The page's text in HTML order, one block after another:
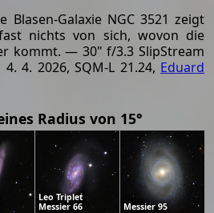
Blasen-Galaxie NGC 3521 zeigt
nichts von sich, wovon die
kommt. — 30" f/3.3 SlipStream
4. 2026, SQM-L 21.24, Eduard
Radius von 15°
Leo Triplet
Messier 66
Messier 95